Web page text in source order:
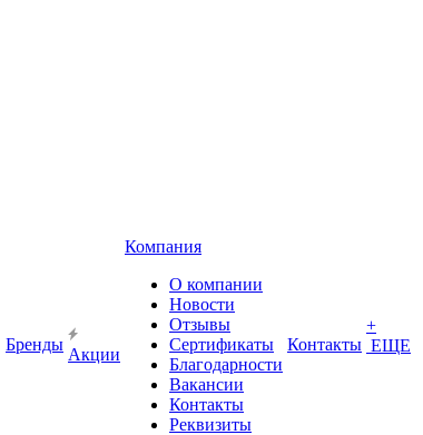
Бренды
Акции
Компания
О компании
Новости
Отзывы
Сертификаты
Благодарности
Вакансии
Контакты
Реквизиты
Контакты
+
ЕЩЕ